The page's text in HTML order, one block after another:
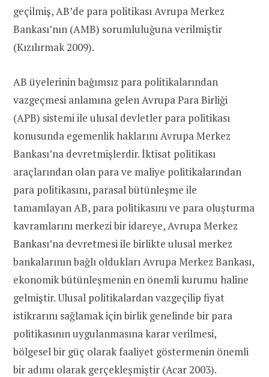
geçilmiş, AB’de para politikası Avrupa Merkez
Bankası’nın (AMB) sorumluluğuna verilmiştir
(Kızılırmak 2009).
AB üyelerinin bağımsız para politikalarından
vazgeçmesi anlamına gelen Avrupa Para Birliği
(APB) sistemi ile ulusal devletler para politikası
konusunda egemenlik haklarını Avrupa Merkez
Bankası’na devretmişlerdir. İktisat politikası
araçlarından olan para ve maliye politikalarından
para politikasını, parasal bütünleşme ile
tamamlayan AB, para politikasını ve para oluşturma
kavramlarını merkezi bir idareye, Avrupa Merkez
Bankası’na devretmesi ile birlikte ulusal merkez
bankalarının bağlı oldukları Avrupa Merkez Bankası,
ekonomik bütünleşmenin en önemli kurumu haline
gelmiştir. Ulusal politikalardan vazgeçilip fiyat
istikrarını sağlamak için birlik genelinde bir para
politikasının uygulanmasına karar verilmesi,
bölgesel bir güç olarak faaliyet göstermenin önemli
bir adımı olarak gerçekleşmiştir (Acar 2003).